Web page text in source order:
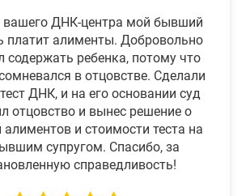
вашего ДНК-центра мой бывший
платит алименты. Добровольно
содержать ребенка, потому что
в отцовстве. Сделали
ДНК, и на его основании суд
отцовство и вынес решение о
и стоимости теста на
супругом. Спасибо, за
справедливость!